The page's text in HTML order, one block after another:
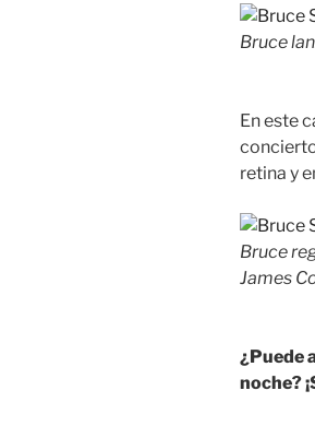
Bruce
En este
retina y
Bruce
James
¿Puede
noche?